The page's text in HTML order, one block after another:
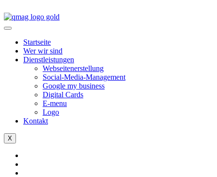
Startseite
Wer wir sind
Dienstleistungen
Webseitenerstellung
Social-Media-Management
Google my business
Digital Cards
E-menu
Logo
Kontakt
X